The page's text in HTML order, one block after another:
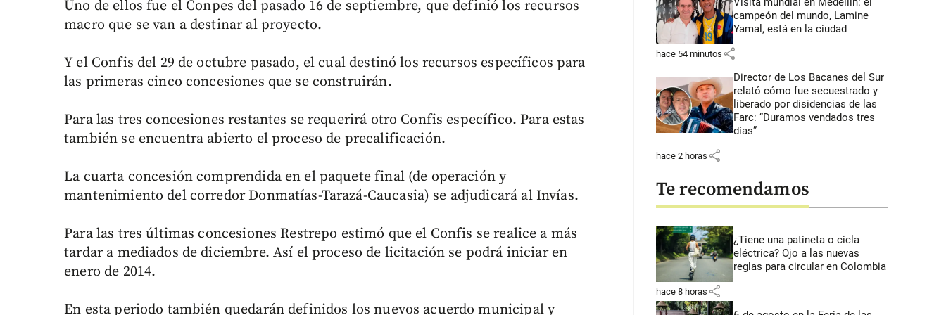
Uno de ellos fue el Conpes del pasado 16 de septiembre, que definió los recursos
macro que se van a destinar al proyecto.
Y el Confis del 29 de octubre pasado, el cual destinó los recursos específicos para
las primeras cinco concesiones que se construirán.
Para las tres concesiones restantes se requerirá otro Confis específico. Para estas
también se encuentra abierto el proceso de precalificación.
La cuarta concesión comprendida en el paquete final (de operación y
mantenimiento del corredor Donmatías-Tarazá-Caucasia) se adjudicará al Invías.
Para las tres últimas concesiones Restrepo estimó que el Confis se realice a más
tardar a mediados de diciembre. Así el proceso de licitación se podrá iniciar en
enero de 2014.
En esta periodo también quedarán definidos los nuevos acuerdo municipal y
campeón del mundo, Lamine
Yamal, está en la ciudad
hace 54 minutos share
Director de Los Bacanes del Sur
relató cómo fue secuestrado y
liberado por disidencias de las
Farc: “Duramos vendados tres
días”
hace 2 horas share
Te recomendamos
¿Tiene una patineta o cicla
eléctrica? Ojo a las nuevas
reglas para circular en Colombia
hace 8 horas share